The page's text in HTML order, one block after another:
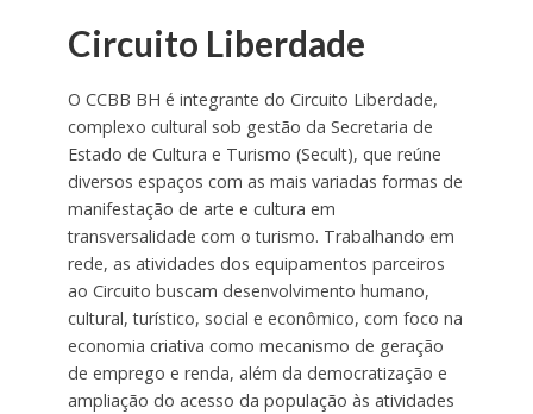
Circuito Liberdade
O CCBB BH é integrante do Circuito Liberdade,
complexo cultural sob gestão da Secretaria de
Estado de Cultura e Turismo (Secult), que reúne
diversos espaços com as mais variadas formas de
manifestação de arte e cultura em
transversalidade com o turismo. Trabalhando em
rede, as atividades dos equipamentos parceiros
ao Circuito buscam desenvolvimento humano,
cultural, turístico, social e econômico, com foco na
economia criativa como mecanismo de geração
de emprego e renda, além da democratização e
ampliação do acesso da população às atividades